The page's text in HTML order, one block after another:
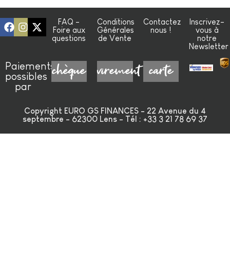
FAQ -
Foire aux
questions
Conditions
Générales
de Vente
Contactez
nous !
Inscrivez-
vous à
notre
Newsletter
Paiements
possibles
par
chèque virement carte
Copyright EURO GS FINANCES - 22 Avenue du 4
septembre - 62300 Lens - Tél : +33 3 21 78 69 37